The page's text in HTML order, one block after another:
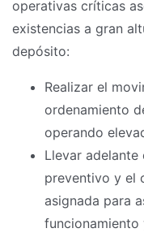
operativas críticas
existencias a gran
depósito:
Realizar el
ordenamiento
operando
Llevar
preventivo y el
asignada para
funcionamiento